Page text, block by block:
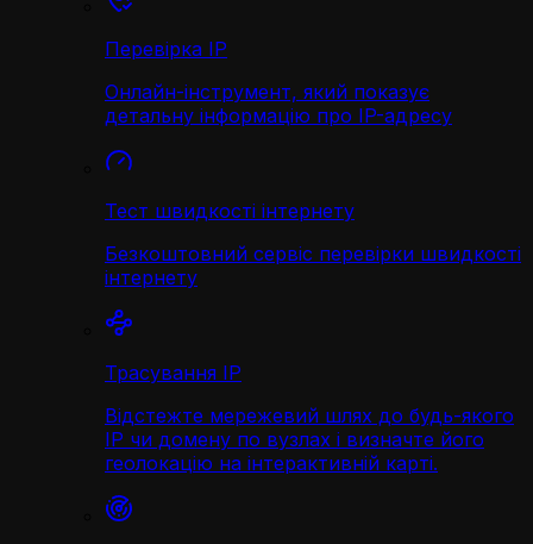
Перевірка IP
Онлайн-інструмент, який показує
детальну інформацію про IP-адресу
Тест швидкості інтернету
Безкоштовний сервіс перевірки швидкості
інтернету
Трасування IP
Відстежте мережевий шлях до будь-якого
IP чи домену по вузлах і визначте його
геолокацію на інтерактивній карті.